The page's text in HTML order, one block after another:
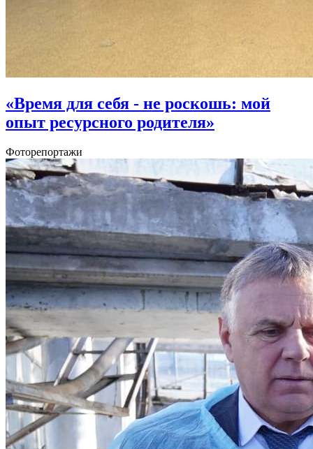
«Время для себя - не роскошь: мой
опыт ресурсного родителя»
Фоторепортажи